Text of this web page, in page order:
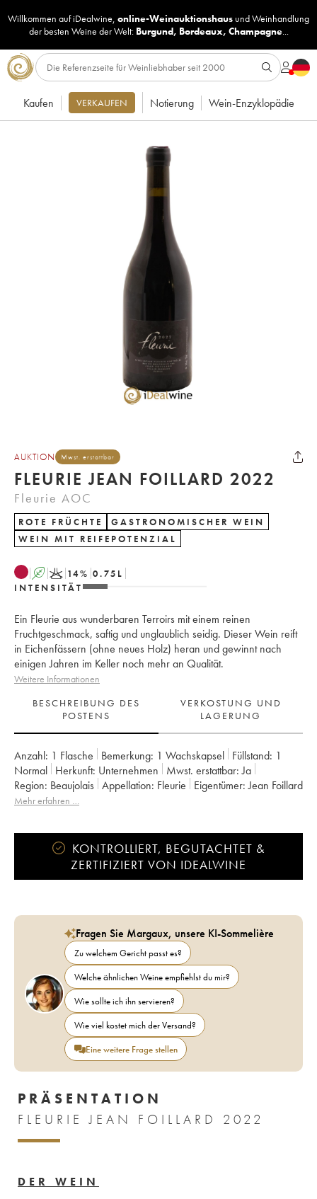
Willkommen auf iDealwine, online-Weinauktionshaus undWeinhandlung
der besten Weine der Welt: Burgund, Bordeaux, Champagne...
Kaufen VERKAUFEN Notierung Wein-Enzyklopädie
AUKTION Mwst. erstattbar
FLEURIE JEAN FOILLARD 2022
Fleurie AOC
ROTE FRÜCHTE
GASTRONOMISCHER WEIN
WEIN MIT REIFEPOTENZIAL
A K 14% 0.75 L
INTENSITÄT
Ein Fleurie aus wunderbaren Terroirs mit einem reinen
Fruchtgeschmack, saftig und unglaublich seidig. Dieser Wein reift
in Eichenfässern (ohne neues Holz) heran und gewinnt nach
einigen Jahren im Keller noch mehr an Qualität.
Weitere Informationen
BESCHREIBUNG DES
POSTENS
VERKOSTUNG UND
LAGERUNG
Anzahl: 1 Flasche Bemerkung: 1 Wachskapsel Füllstand: 1
Normal
Herkunft: unternehmen Mwst. erstattbar: ja
Region:
Beaujolais Appellation: Fleurie Eigentümer: Jean Foillard
Mehr erfahren …
KONTROLLIERT, BEGUTACHTET &
ZERTIFIZIERT VON IDEALWINE
Fragen Sie Margaux, unsere KI-Sommelière
Zu welchem Gericht passt es?
Welche ähnlichen Weine empfiehlst du mir?
Wie sollte ich ihn servieren?
Wie viel kostet mich der Versand?
Eine weitere Frage stellen
PRÄSENTATION
FLEURIE JEAN FOILLARD 2022
DER WEIN